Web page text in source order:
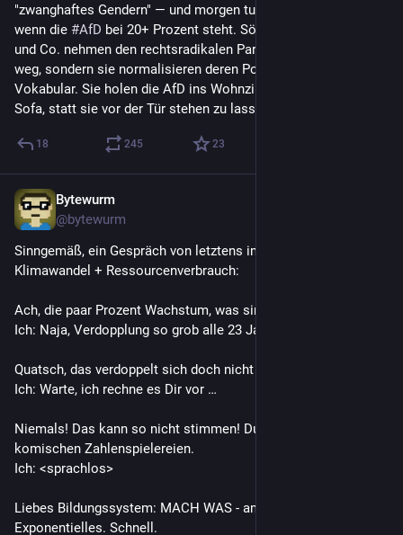
"zwanghaftes Gendern" — und morgen tun alle überrascht,
wenn die #AfD bei 20+ Prozent steht. Söder, Merz, Aiwanger
und Co. nehmen den rechtsradikalen Parteien keine Wähler
weg, sondern sie normalisieren deren Positionen und deren
Vokabular. Sie holen die AfD ins Wohnzimmer, setzen sie aufs
Sofa, statt sie vor der Tür stehen zu lassen.
18 245 23
Bytewurm
@bytewurm
Sinngemäß, ein Gespräch von letztens im Kontext
Klimawandel + Ressourcenverbrauch:
Ach, die paar Prozent Wachstum, was sind schon 3%?
Ich: Naja, Verdopplung so grob alle 23 Jahre?
Quatsch, das verdoppelt sich doch nicht bei dem bisschen
Ich: Warte, ich rechne es Dir vor …
Niemals! Das kann so nicht stimmen! Du immer mit Deinen
komischen Zahlenspielereien.
Ich: <sprachlos>
Liebes Bildungssystem: MACH WAS - am besten was
Exponentielles. Schnell.